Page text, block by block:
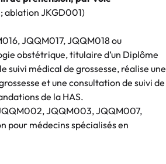
ablation JKGD001)
JQQM017, JQQM018 ou
obstétrique, titulaire d’un Diplôme
suivi médical de grossesse, réalise une
et une consultation de suivi de
de la HAS.
JQQM003, JQQM007,
pour médecins spécialisés en